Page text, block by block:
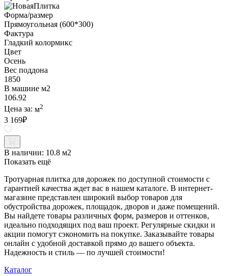
Форма/размер
Прямоугольная (600*300)
Фактура
Гладкий колормикс
Цвет
Осень
Вес поддона
1850
В машине м2
106.92
Цена за: м2
3 169₽
В наличии: 10.8 м2
Показать ещё
Тротуарная плитка для дорожек по доступной стоимости с
гарантией качества ждет вас в нашем каталоге. В интернет-
магазине представлен широкий выбор товаров для
обустройства дорожек, площадок, дворов и даже помещений.
Вы найдете товары различных форм, размеров и оттенков,
идеально подходящих под ваш проект. Регулярные скидки и
акции помогут сэкономить на покупке. Заказывайте товары
онлайн с удобной доставкой прямо до вашего объекта.
Надежность и стиль — по лучшей стоимости!
Каталог